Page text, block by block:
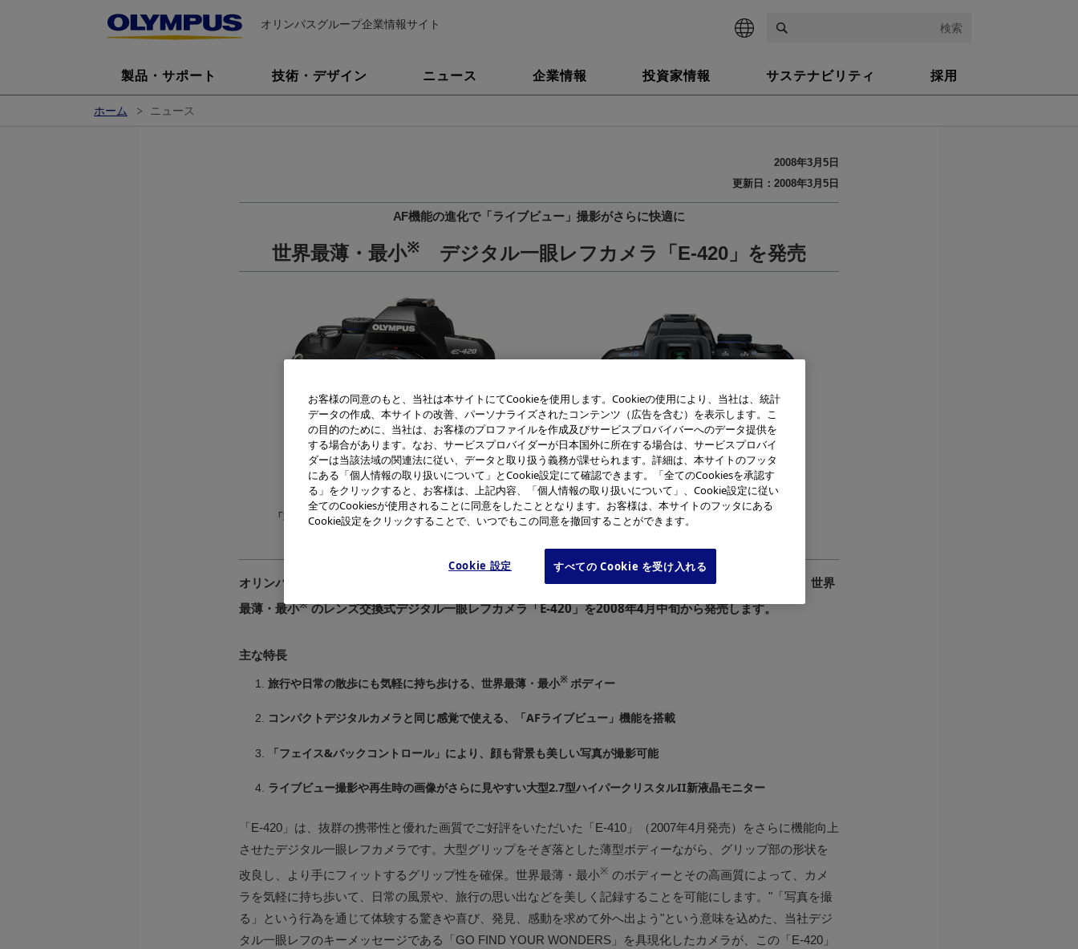
オリンパスグループ企業情報サイト 検索
製品・サポート 技術・デザイン ニュース 企業情報 投資家情報 サステナビリティ 採用
ホーム ニュース
2008年3月5日
更新日：2008年3月5日
AF機能の進化で「ライブビュー」撮影がさらに快適に
世界最薄・最小※ デジタル一眼レフカメラ「E-420」を発売
[E-420」
「ZUIKO DIGITAL ED14-42mm F3.5-5.6」装着時
「E-420」（背面)
オリンパスイメージング株式会社(社長：大久保 雅治)は、「オリンパスE-システム」の新モデルとして、世界
最薄・最小※ のレンズ交換式デジタル一眼レフカメラ「E-420」を2008年4月中旬から発売します。
主な特長
旅行や日常の散歩にも気軽に持ち歩ける、世界最薄・最小※ ボディー
コンパクトデジタルカメラと同じ感覚で使える、「AFライブビュー」機能を搭載
「フェイス&バックコントロール」により、顔も背景も美しい写真が撮影可能
ライブビュー撮影や再生時の画像がさらに見やすい大型2.7型ハイパークリスタルII新液晶モニター
「E-420」は、抜群の携帯性と優れた画質でご好評をいただいた「E-410」（2007年4月発売）をさらに機能向上
させたデジタル一眼レフカメラです。大型グリップをそぎ落とした薄型ボディーながら、グリップ部の形状を
改良し、より手にフィットするグリップ性を確保。世界最薄・最小※ のボディーとその高画質によって、カメ
ラを気軽に持ち歩いて、日常の風景や、旅行の思い出などを美しく記録することを可能にします。"「写真を撮
る」という行為を通じて体験する驚きや喜び、発見、感動を求めて外へ出よう"という意味を込めた、当社デジ
タル一眼レフのキーメッセージである「GO FIND YOUR WONDERS」を具現化したカメラが、この「E-420」
お客様の同意のもと、当社は本サイトにてCookieを使用します。Cookieの使用により、当社は、統計
データの作成、本サイトの改善、パーソナライズされたコンテンツ（広告を含む）を表示します。こ
の目的のために、当社は、お客様のプロファイルを作成及びサービスプロバイバーへのデータ提供を
する場合があります。なお、サービスプロバイダーが日本国外に所在する場合は、サービスプロバイ
ダーは当該法域の関連法に従い、データと取り扱う義務が課せられます。詳細は、本サイトのフッタ
にある「個人情報の取り扱いについて」とCookie設定にて確認できます。「全てのCookiesを承認す
る」をクリックすると、お客様は、上記内容、「個人情報の取り扱いについて」、Cookie設定に従い
全てのCookiesが使用されることに同意をしたこととなります。お客様は、本サイトのフッタにある
Cookie設定をクリックすることで、いつでもこの同意を撤回することができます。
Cookie 設定 すべての Cookie を受け入れる